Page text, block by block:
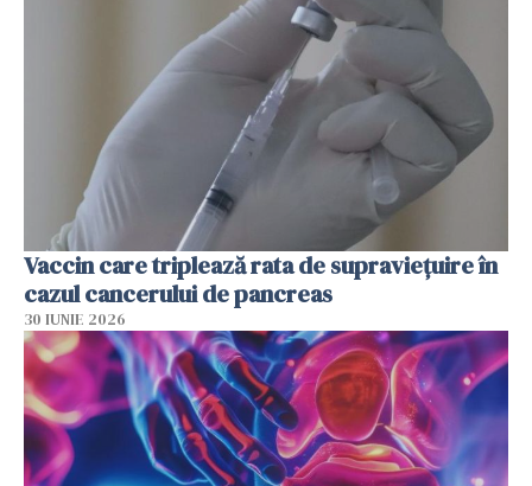
Vaccin care triplează rata de supraviețuire în
cazul cancerului de pancreas
30 IUNIE 2026